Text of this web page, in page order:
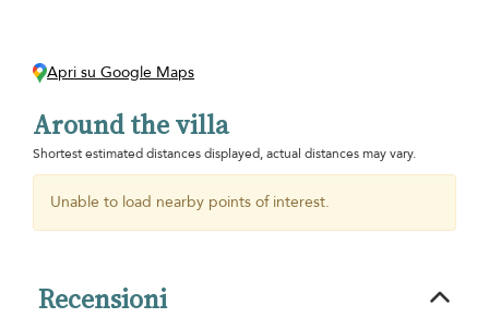
Apri su Google Maps
Around the villa
Shortest estimated distances displayed, actual distances may vary.
Unable to load nearby points of interest.
Recensioni